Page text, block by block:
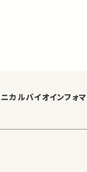
カルバイオインフォマ